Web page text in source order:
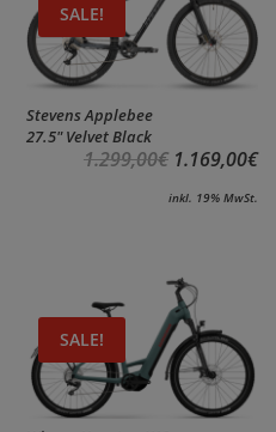
SALE!
Stevens Applebee
27.5″ Velvet Black
1.299,00€ 1.169,00€
inkl. 19% MwSt.
SALE!